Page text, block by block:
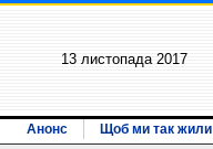
13 листопада 2017
Анонс Щоб ми так жили